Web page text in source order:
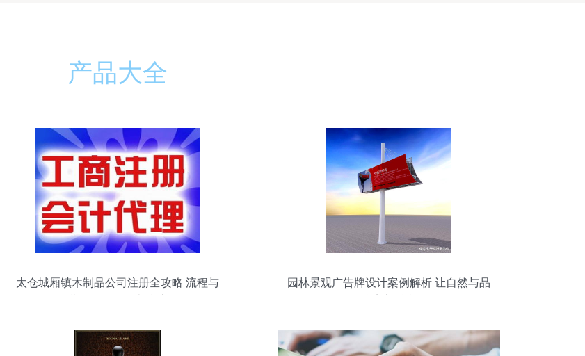
产品大全
太仓城厢镇木制品公司注册全攻略 流程与
园林景观广告牌设计案例解析 让自然与品